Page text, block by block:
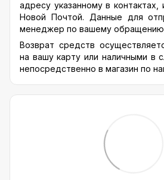
адресу указанному в контактах,
Новой Почтой. Данные для
менеджер по вашему
Возврат средств
на вашу карту или наличными в
непосредственно в магазин по